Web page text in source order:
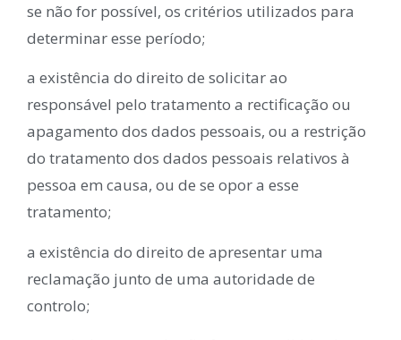
se não for possível, os critérios utilizados para
determinar esse período;
a existência do direito de solicitar ao
responsável pelo tratamento a rectificação ou
apagamento dos dados pessoais, ou a restrição
do tratamento dos dados pessoais relativos à
pessoa em causa, ou de se opor a esse
tratamento;
a existência do direito de apresentar uma
reclamação junto de uma autoridade de
controlo;